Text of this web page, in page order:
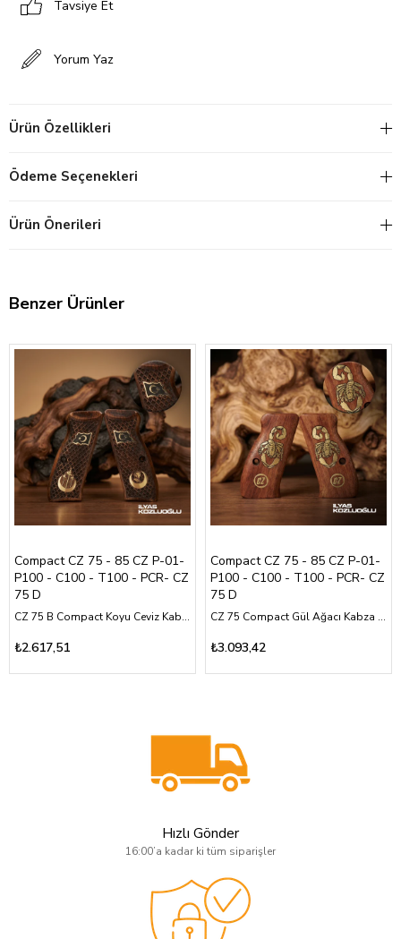
Tavsiye Et
Yorum Yaz
Ürün Özellikleri
Ödeme Seçenekleri
Ürün Önerileri
Benzer Ürünler
Compact CZ 75 - 85 CZ P-01-
P100 - C100 - T100 - PCR- CZ
75 D
CZ 75 B Compact Koyu Ceviz Kabza Yarım Yüzey Baklava Desen Üzeri Sarı Pirinç Parti Logolu
₺2.617,51
Compact CZ 75 - 85 CZ P-01-
P100 - C100 - T100 - PCR- CZ
75 D
CZ 75 Compact Gül Ağacı Kabza Özel Tasarım Sarı Pirinç Akrep ve CZ Logolu
₺3.093,42
Hızlı Gönder
16:00’a kadar ki tüm siparişler